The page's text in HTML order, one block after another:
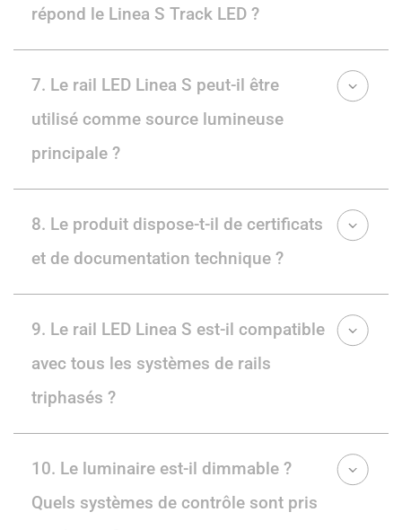
répond le Linea S Track LED ?
7. Le rail LED Linea S peut-il être
utilisé comme source lumineuse
principale ?
8. Le produit dispose-t-il de certificats
et de documentation technique ?
9. Le rail LED Linea S est-il compatible
avec tous les systèmes de rails
triphasés ?
10. Le luminaire est-il dimmable ?
Quels systèmes de contrôle sont pris